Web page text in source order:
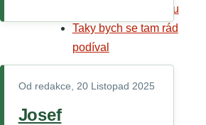
Od redakce , 20 Listopad 2025
Josef
Oceňuji fotografickou
Taky bych se tam rád
podíval